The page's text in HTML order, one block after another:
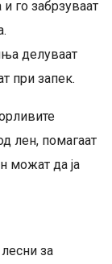
го забрзуваат
делуваат
при запек.
лен, помагаат
можат да ја
за